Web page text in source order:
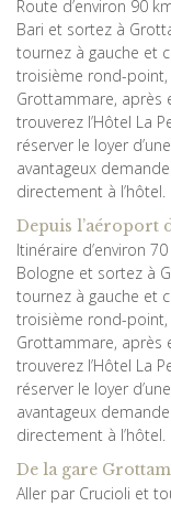
Route d’environ 90
Bari et sortez à
tournez à gauche et
troisième rond-point,
Grottammare, après
trouverez l’Hôtel La
réserver le loyer
avantageux
directement à l’hôtel.
Depuis l’aéroport
Itinéraire d’environ
Bologne et sortez à
tournez à gauche et
troisième rond-point,
Grottammare, après
trouverez l’Hôtel La
réserver le loyer
avantageux
directement à l’hôtel.
De la gare
Aller par Crucioli et